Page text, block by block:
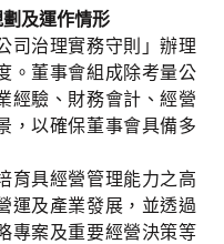
及運作情形
司治理實務守則」辦理
。董事會組成除考量公
經驗、財務會計、經營
，以確保董事會具備多
育具經營管理能力之高
運及產業發展，並透過
專案及重要經營決策等